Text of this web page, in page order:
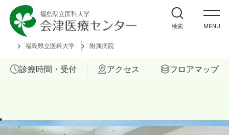
福島県立医科大学 附属病院
MENU
外来受診の方
入院・ご面会の方
診療科
診療時間・受付 アクセス フロアマップ
検索